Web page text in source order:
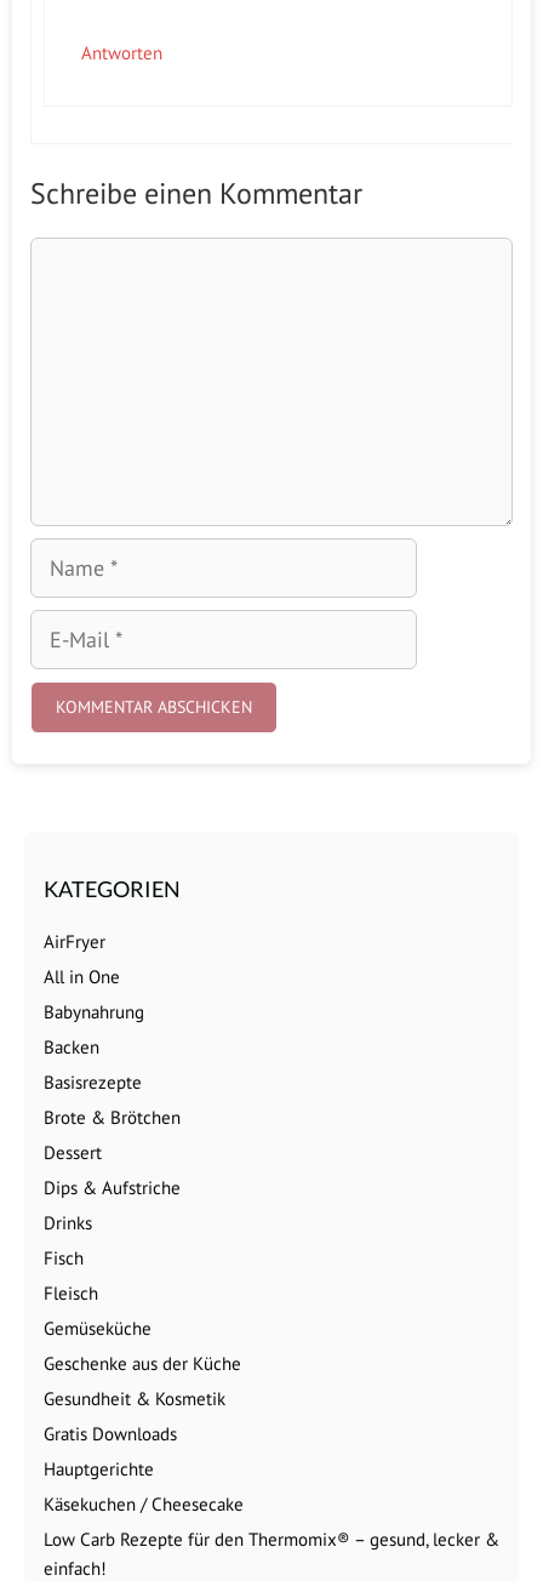
Antworten
Schreibe einen Kommentar
Kommentar
Name
E-
Mail
KATEGORIEN
AirFryer
All in One
Babynahrung
Backen
Basisrezepte
Brote & Brötchen
Dessert
Dips & Aufstriche
Drinks
Fisch
Fleisch
Gemüseküche
Geschenke aus der Küche
Gesundheit & Kosmetik
Gratis Downloads
Hauptgerichte
Käsekuchen / Cheesecake
Low Carb Rezepte für den Thermomix® – gesund, lecker &
einfach!